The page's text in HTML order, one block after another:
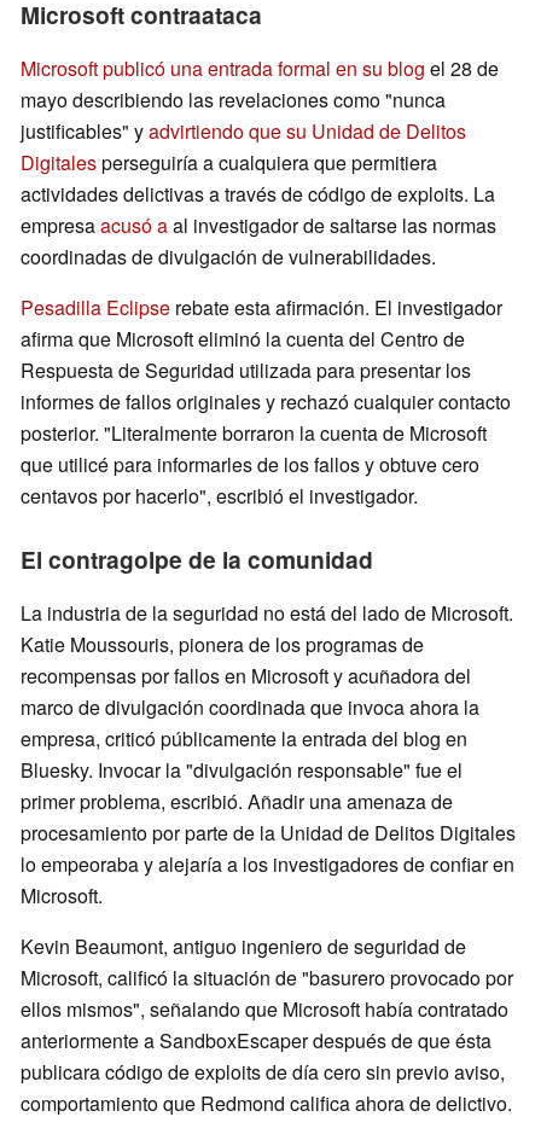
Microsoft contraataca
Microsoft publicó una entrada formal en su blog el 28 de
mayo describiendo las revelaciones como "nunca
justificables" yadvirtiendo que su Unidad de Delitos
Digitalesperseguiría a cualquiera que permitiera
actividades delictivas a través de código de exploits. La
empresaacusó aal investigador de saltarse las normas
coordinadas de divulgación de vulnerabilidades.
Pesadilla Eclipse rebate esta afirmación. El investigador
afirma que Microsoft eliminó la cuenta del Centro de
Respuesta de Seguridad utilizada para presentar los
informes de fallos originales y rechazó cualquier contacto
posterior. "Literalmente borraron la cuenta de Microsoft
que utilicé para informarles de los fallos y obtuve cero
centavos por hacerlo", escribió el investigador.
El contragolpe de la comunidad
La industria de la seguridad no está del lado de Microsoft.
Katie Moussouris, pionera de los programas de
recompensas por fallos en Microsoft y acuñadora del
marco de divulgación coordinada que invoca ahora la
empresa, criticó públicamente la entrada del blog en
Bluesky. Invocar la "divulgación responsable" fue el
primer problema, escribió. Añadir una amenaza de
procesamiento por parte de la Unidad de Delitos Digitales
lo empeoraba y alejaría a los investigadores de confiar en
Microsoft.
Kevin Beaumont, antiguo ingeniero de seguridad de
Microsoft, calificó la situación de "basurero provocado por
ellos mismos", señalando que Microsoft había contratado
anteriormente a SandboxEscaper después de que ésta
publicara código de exploits de día cero sin previo aviso,
comportamiento que Redmond califica ahora de delictivo.